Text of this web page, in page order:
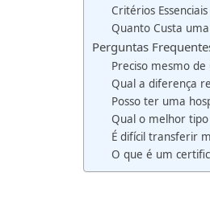
Critérios
Quanto Custa
Perguntas
Preciso mesmo
Qual a diferença
Posso ter uma
Qual o melhor
É difícil transferir
O que é um